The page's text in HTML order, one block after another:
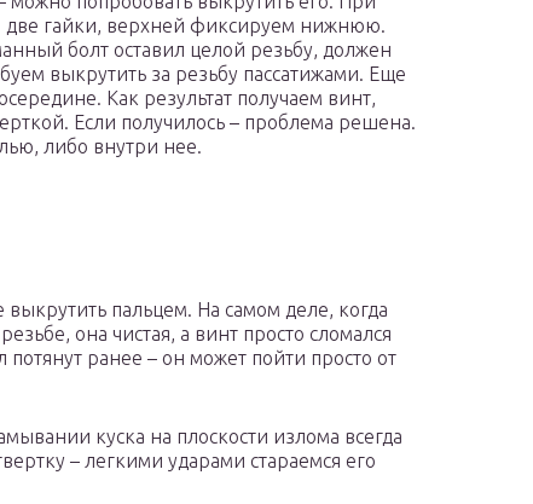
две гайки, верхней фиксируем нижнюю.
болт оставил целой резьбу, должен
выкрутить за резьбу пассатижами. Еще
Как результат получаем винт,
Если получилось – проблема решена.
либо внутри нее.
пальцем. На самом деле, когда
она чистая, а винт просто сломался
потянут ранее – он может пойти просто от
куска на плоскости излома всегда
– легкими ударами стараемся его